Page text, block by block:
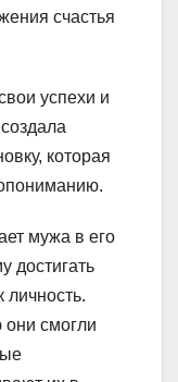
счастья
успехи и
которая
мужа в его
достигать
личность.
они смогли